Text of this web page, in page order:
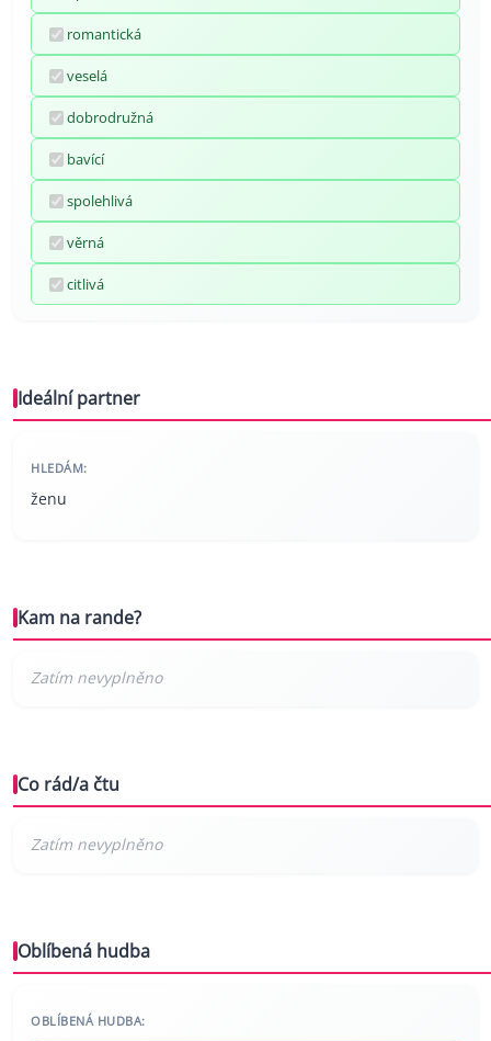
romantická
veselá
dobrodružná
bavící
spolehlivá
věrná
citlivá
Ideální partner
HLEDÁM:
ženu
Kam na rande?
Co rád/a čtu
Oblíbená hudba
OBLÍBENÁ HUDBA: